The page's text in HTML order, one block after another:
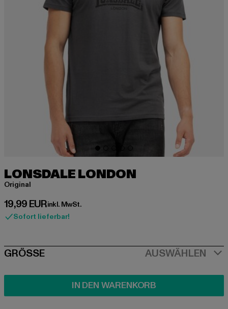
LONSDALE LONDON
Original
19,99 EUR
Derzeitiger Preis: 19,99 EUR
inkl. MwSt.
Sofort lieferbar!
SIZE
GRÖSSE AUSWÄHLEN
IN DEN WARENKORB